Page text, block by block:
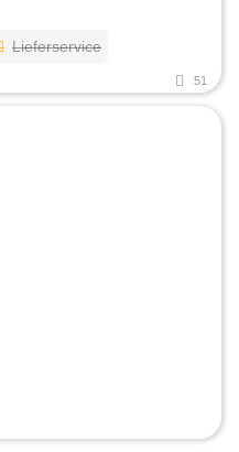
Lieferservice
51